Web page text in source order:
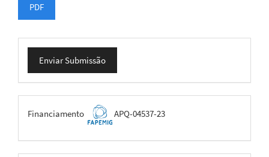
PDF
Enviar
Submissão
Enviar Submissão
FAPEMIG
Financiamento APQ-04537-23